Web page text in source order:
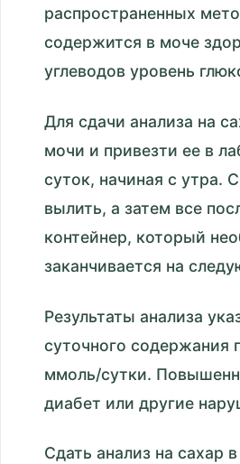
распространенных
содержится в моче
углеводов уровень
Для сдачи анализа на
мочи и привезти ее в
суток, начиная с утра.
вылить, а затем все
контейнер, который
заканчивается на
Результаты анализа
суточного содержания
ммоль/сутки.
диабет или другие
Сдать анализ на сахар